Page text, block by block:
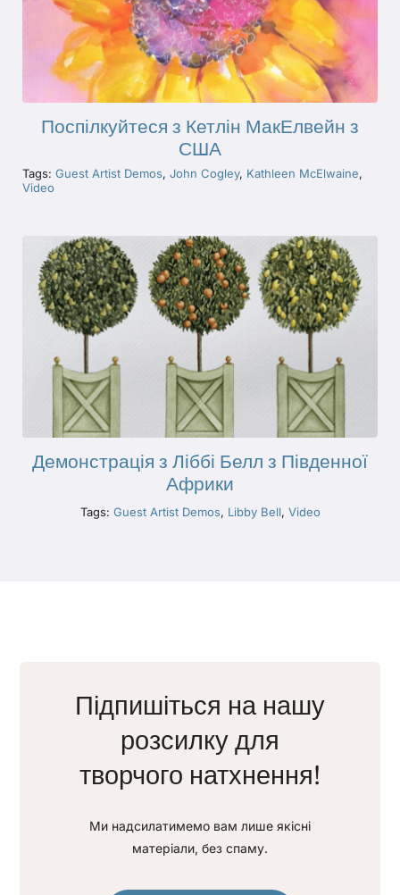
Поспілкуйтеся з Кетлін МакЕлвейн з
США
Tags: Guest Artist Demos, John Cogley, Kathleen McElwaine,
Video
Демонстрація з Ліббі Белл з Південної
Африки
Tags: Guest Artist Demos, Libby Bell, Video
Підпишіться на нашу
розсилку для
творчого натхнення!
Ми надсилатимемо вам лише якісні
матеріали, без спаму.